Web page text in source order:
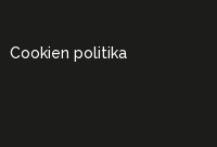
Cookien politika